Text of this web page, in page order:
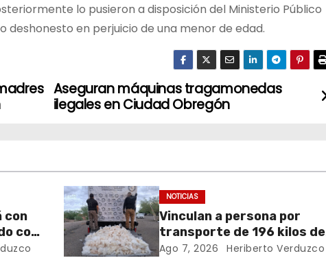
lo pusieron a disposición del Ministerio Público
deshonesto en perjuicio de una menor de edad.
Aseguran máquinas tragamonedas
ilegales en Ciudad Obregón
con
con
NOTICIAS
Vinculan a persona por
transporte de 196 kilos de
metanfetamina en Sonora
Ago 7, 2026 Heriberto Verduzco